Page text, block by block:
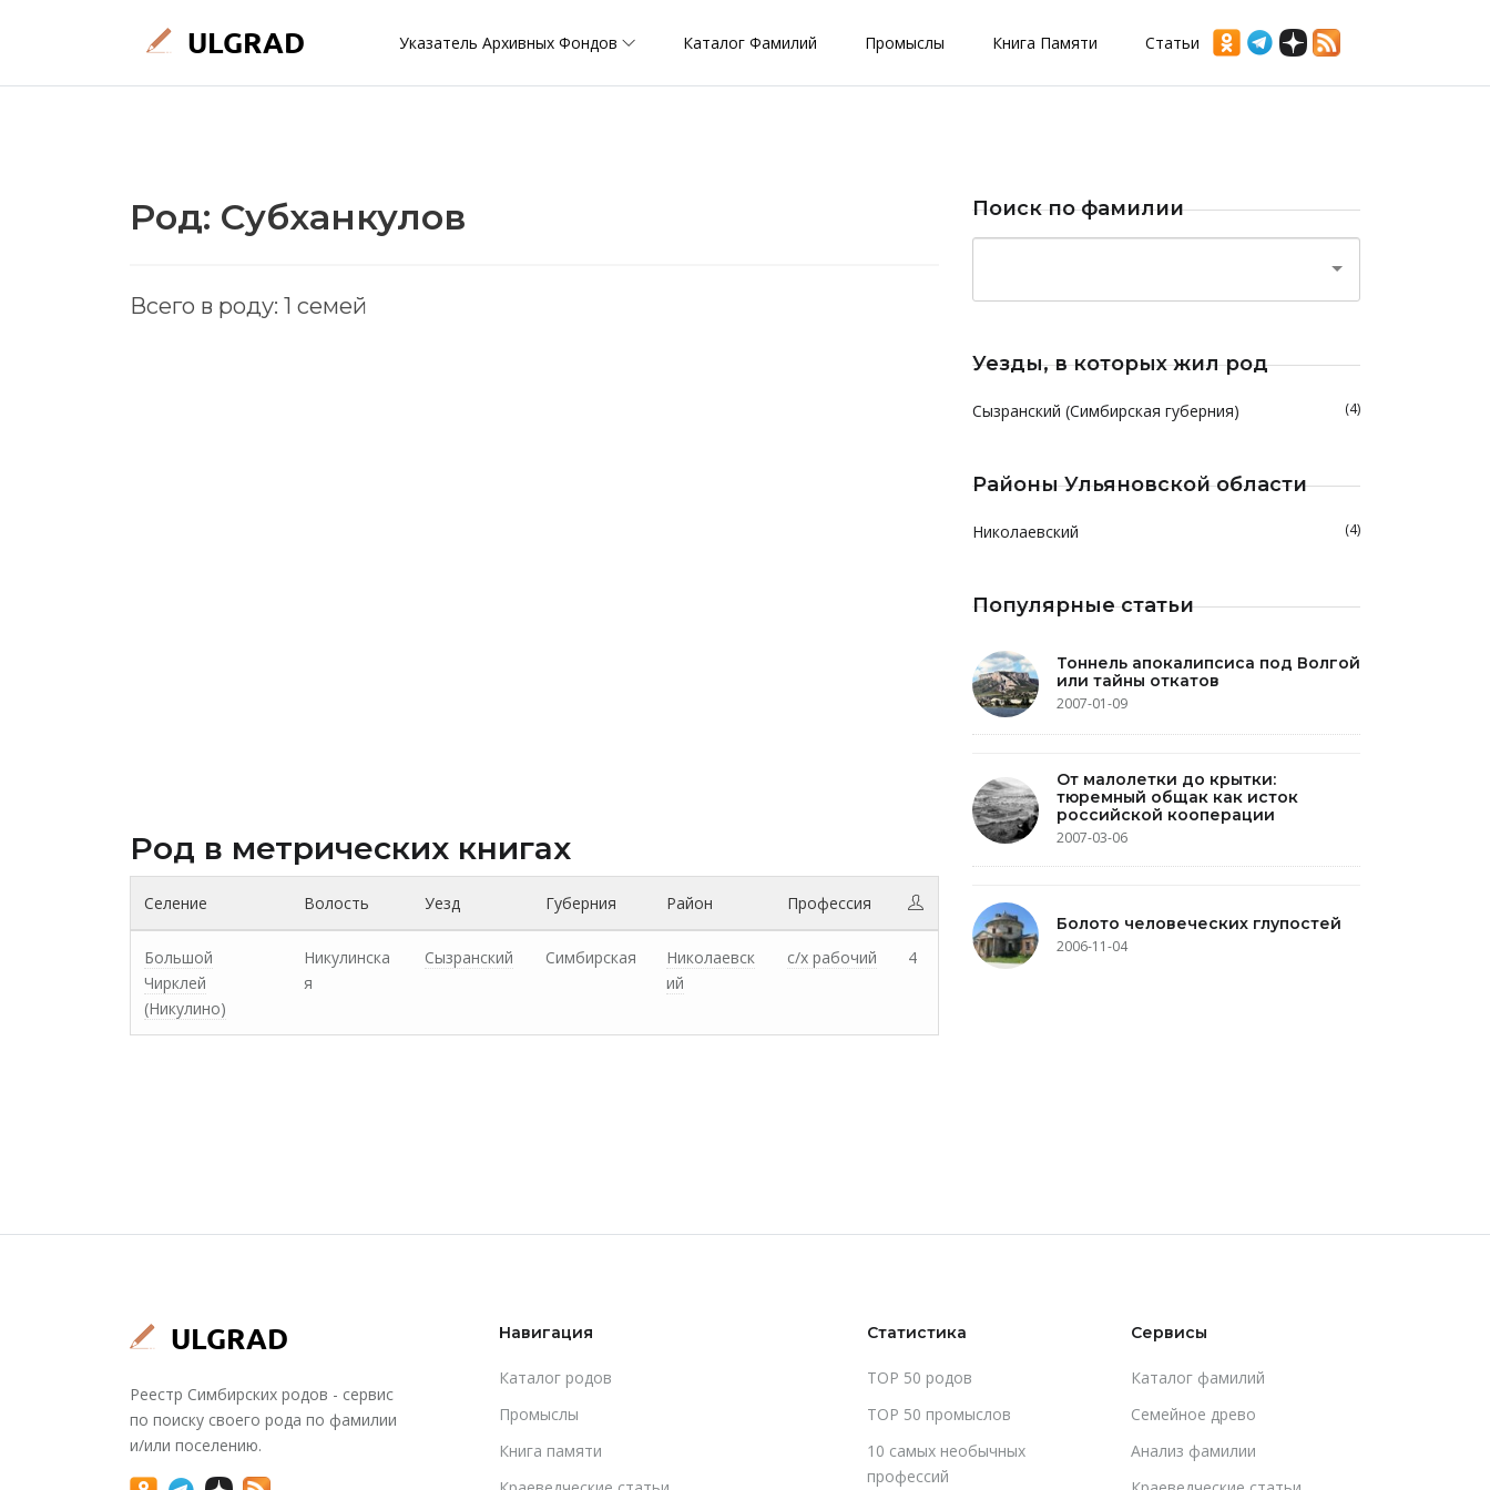
Указатель Архивных Фондов Каталог Фамилий Промыслы Книга Памяти Статьи
Род: Субханкулов
Всего в роду: 1 семей
Род в метрических книгах
Селение Волость Уезд Губерния Район Профессия
Большой
Чирклей
(Никулино)
Никулинска
я
Сызранский Симбирская
Николаевск
ий
с/х рабочий 4
Поиск по фамилии
Уезды, в которых жил род
Сызранский (Симбирская губерния) (4)
Районы Ульяновской области
Николаевский (4)
Популярные статьи
Тоннель апокалипсиса под Волгой
или тайны откатов
2007-01-09
От малолетки до крытки:
тюремный общак как исток
российской кооперации
2007-03-06
Болото человеческих глупостей
2006-11-04
Реестр Симбирских родов - сервис
по поиску своего рода по фамилии
и/или поселению.
Навигация
Каталог родов
Промыслы
Книга памяти
Статистика
TOP 50 родов
TOP 50 промыслов
10 самых необычных
профессий
Сервисы
Каталог фамилий
Cемейное древо
Анализ фамилии